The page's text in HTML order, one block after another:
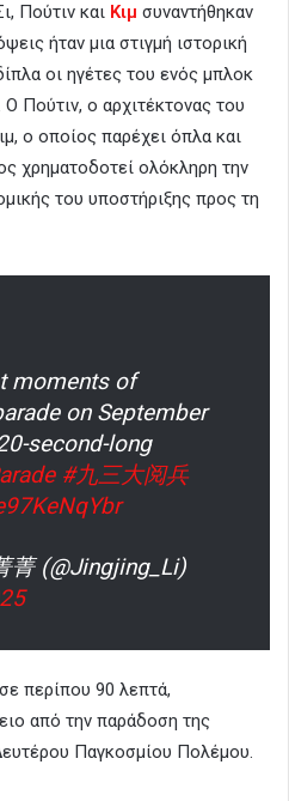
Πούτιν και Κιμ συναντήθηκαν
ήταν μια στιγμή ιστορική
οι ηγέτες του ενός μπλοκ
Πούτιν, ο αρχιτέκτονας του
ο οποίος παρέχει όπλα και
χρηματοδοτεί ολόκληρη την
του υποστήριξης προς τη
moments of
on September
second-long
#九三大阅兵
菁 (@Jingjing_Li)
περίπου 90 λεπτά,
από την παράδοση της
Παγκοσμίου Πολέμου.